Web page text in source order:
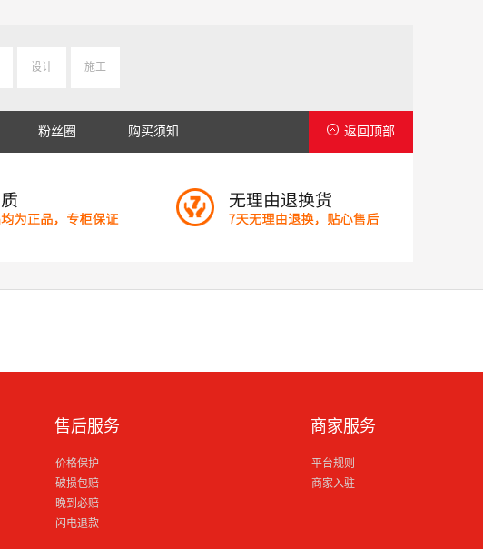
设计 施工
返回顶部
粉丝圈 购买须知
售后服务
价格保护
破损包赔
晚到必赔
闪电退款
商家服务
平台规则
商家入驻